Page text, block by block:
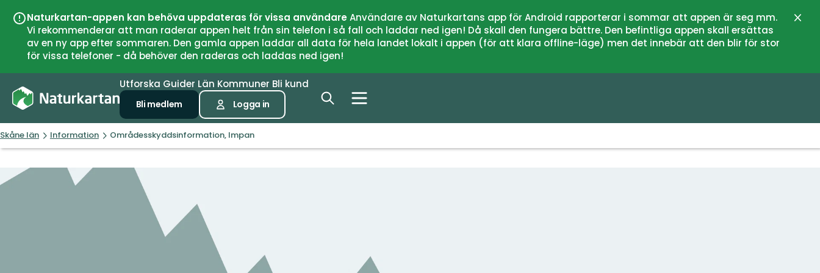
Naturkartan-appen kan behöva uppdateras för vissa användareAnvändare av Naturkartans app för Android rapporterar i sommar att appen är seg mm.
Vi rekommenderar att man raderar appen helt från sin telefon i så fall och laddar ned igen! Då skall den fungera bättre. Den befintliga appen skall ersättas
av en ny app efter sommaren. Den gamla appen laddar all data för hela landet lokalt i appen (för att klara offline-läge) men det innebär att den blir för stor
för vissa telefoner - då behöver den raderas och laddas ned igen!
Utforska Guider Län Kommuner Bli kund
Bli medlem Logga in
Skåne län Information Områdesskyddsinformation, Impan